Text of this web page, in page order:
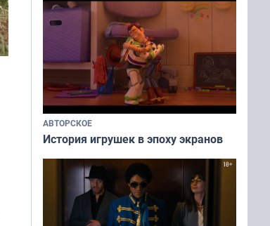
АВТОРСКОЕ
История игрушек в эпоху экранов